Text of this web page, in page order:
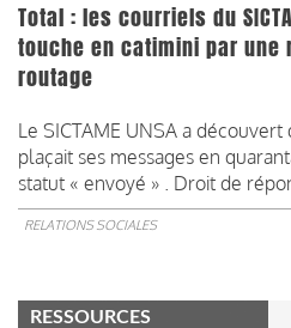
Total : les courriels du
touche en catimini par une
routage
Le SICTAME UNSA a
plaçait ses messages en
statut « envoyé » . Droit de
RELATIONS SOCIALES
RESSOURCES